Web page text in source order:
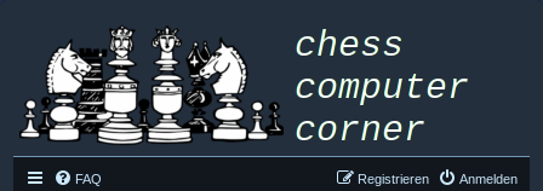
FAQ Anmelden
Registrieren